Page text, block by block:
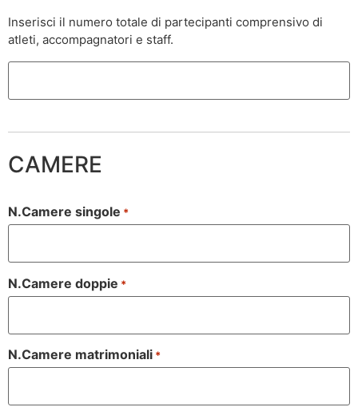
Inserisci il numero totale di partecipanti comprensivo di
atleti, accompagnatori e staff.
CAMERE
N.Camere singole *
N.Camere doppie *
N.Camere matrimoniali *